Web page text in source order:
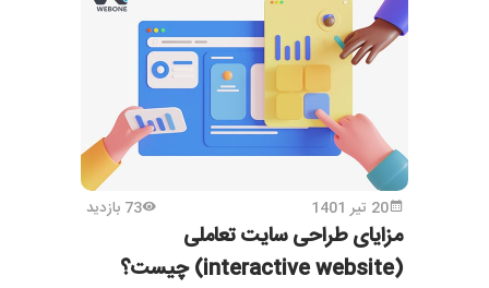
20 تیر 1401 73 بازدید
مزایای طراحی سایت تعاملی
(interactive website) چیست؟